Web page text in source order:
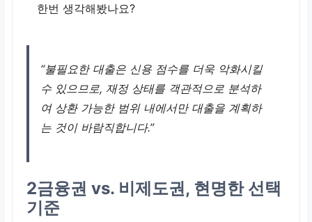
한번 생각해봤나요?
“불필요한 대출은 신용 점수를 더욱 악화시킬
수 있으므로, 재정 상태를 객관적으로 분석하
여 상환 가능한 범위 내에서만 대출을 계획하
는 것이 바람직합니다.”
2금융권 vs. 비제도권, 현명한 선택
기준